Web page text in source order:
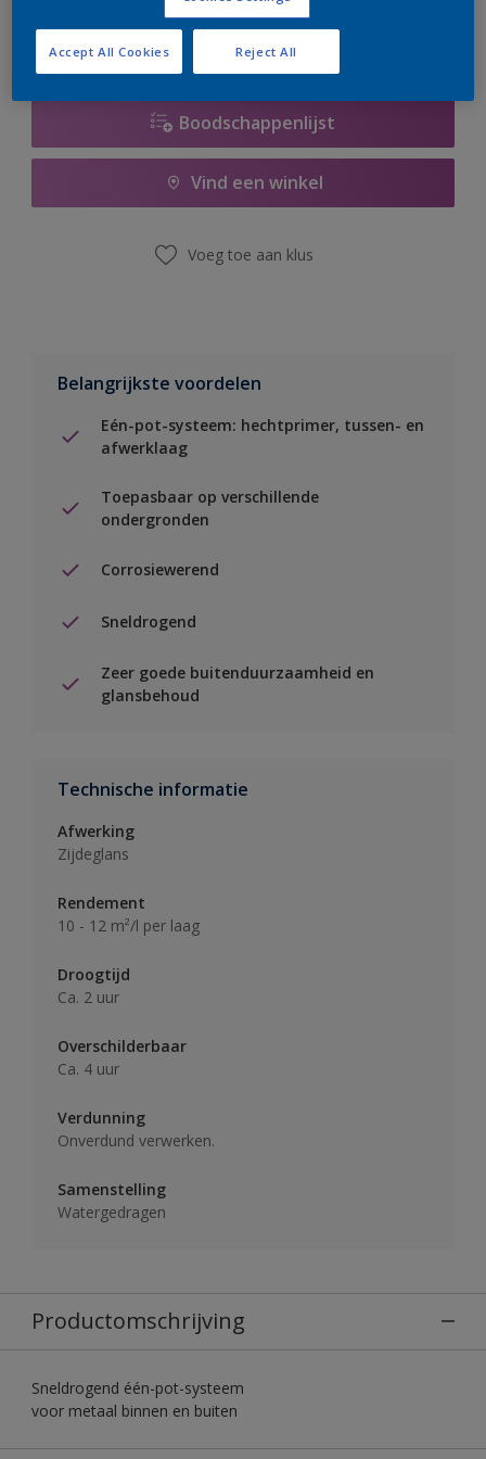
Boodschappenlijst
Vind een winkel
Voeg toe aan klus
Belangrijkste voordelen
Eén-pot-systeem: hechtprimer, tussen- en
afwerklaag
Toepasbaar op verschillende
ondergronden
Corrosiewerend
Sneldrogend
Zeer goede buitenduurzaamheid en
glansbehoud
Technische informatie
Afwerking
Zijdeglans
Rendement
10 - 12 m²/l per laag
Droogtijd
Ca. 2 uur
Overschilderbaar
Ca. 4 uur
Verdunning
Onverdund verwerken.
Samenstelling
Watergedragen
Productomschrijving
Sneldrogend één-pot-systeem
voor metaal binnen en buiten
Reject All
Accept All Cookies